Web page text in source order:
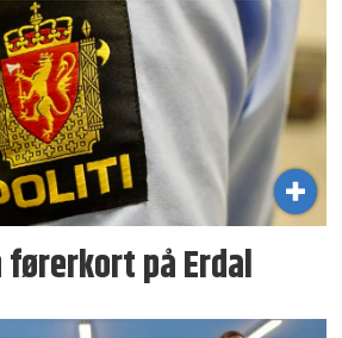
på Erdal